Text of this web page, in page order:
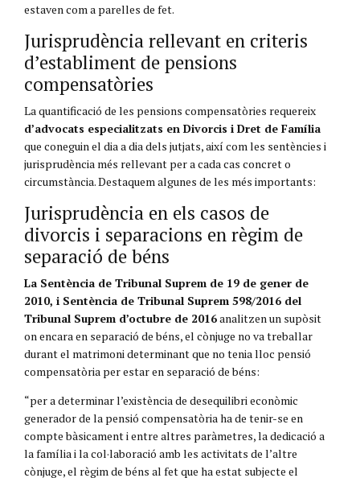
estaven com a parelles de fet.
Jurisprudència rellevant en criteris
d’establiment de pensions
compensatòries
La quantificació de les pensions compensatòries requereix
d’advocats especialitzats en Divorcis i Dret de Família
que coneguin el dia a dia dels jutjats, així com les sentències i
jurisprudència més rellevant per a cada cas concret o
circumstància. Destaquem algunes de les més importants:
Jurisprudència en els casos de
divorcis i separacions en règim de
separació de béns
La Sentència de Tribunal Suprem de 19 de gener de
2010, i Sentència de Tribunal Suprem 598/2016 del
Tribunal Suprem d’octubre de 2016analitzen un supòsit
on encara en separació de béns, el cònjuge no va treballar
durant el matrimoni determinant que no tenia lloc pensió
compensatòria per estar en separació de béns:
“per a determinar l’existència de desequilibri econòmic
generador de la pensió compensatòria ha de tenir-se en
compte bàsicament i entre altres paràmetres, la dedicació a
la família i la col·laboració amb les activitats de l’altre
cònjuge, el règim de béns al fet que ha estat subjecte el